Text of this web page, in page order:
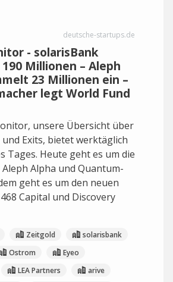
deutsche-startups.de
- solarisBank
Millionen – Aleph
23 Millionen ein –
legt World Fund
unsere Übersicht über
Exits, bietet werktäglich
Tages. Heute geht es um die
Alpha und Quantum-
geht es um den neuen
Capital und Discovery
Zeitgold
solarisbank
Ostrom
Eyeo
LEA Partners
arive